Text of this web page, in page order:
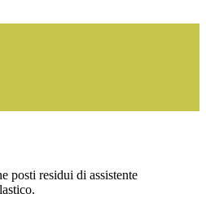
posti residui di assistente